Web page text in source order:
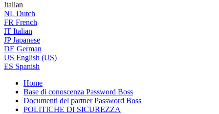
Italian
NL Dutch
FR French
IT Italian
JP Japanese
DE German
US English (US)
ES Spanish
Home
Base di conoscenza Password Boss
Documenti del partner Password Boss
POLITICHE DI SICUREZZA